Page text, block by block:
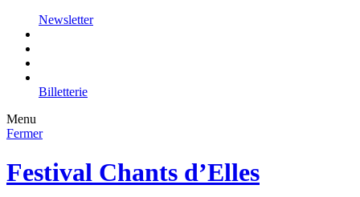
Newsletter
Billetterie
Menu
Fermer
Festival Chants d’Elles